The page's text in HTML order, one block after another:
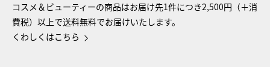
コスメ＆ビューティーの商品はお届け先1件につき2,500円（＋消
費税）以上で送料無料でお届けいたします。
くわしくはこちら